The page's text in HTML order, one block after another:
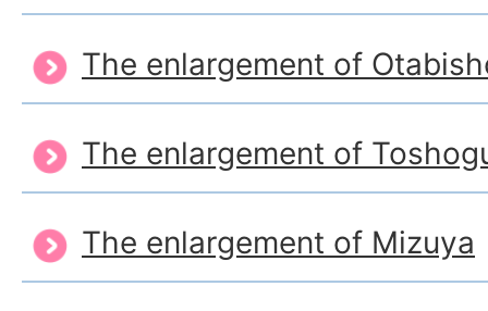
The enlargement of
The enlargement of
The enlargement of Mizuya